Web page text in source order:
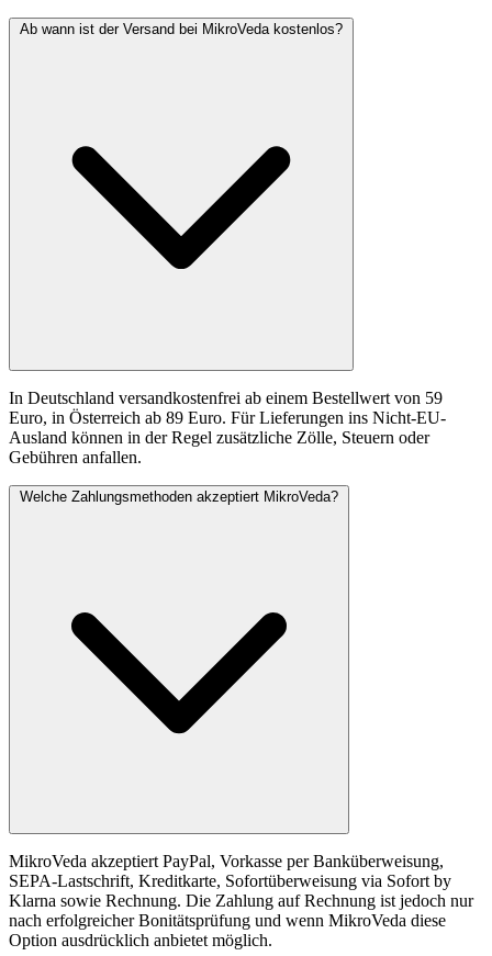
Ab wann ist der Versand bei MikroVeda kostenlos?
In Deutschland versandkostenfrei ab einem Bestellwert von 59
Euro, in Österreich ab 89 Euro. Für Lieferungen ins Nicht-EU-
Ausland können in der Regel zusätzliche Zölle, Steuern oder
Gebühren anfallen.
Welche Zahlungsmethoden akzeptiert MikroVeda?
MikroVeda akzeptiert PayPal, Vorkasse per Banküberweisung,
SEPA-Lastschrift, Kreditkarte, Sofortüberweisung via Sofort by
Klarna sowie Rechnung. Die Zahlung auf Rechnung ist jedoch nur
nach erfolgreicher Bonitätsprüfung und wenn MikroVeda diese
Option ausdrücklich anbietet möglich.